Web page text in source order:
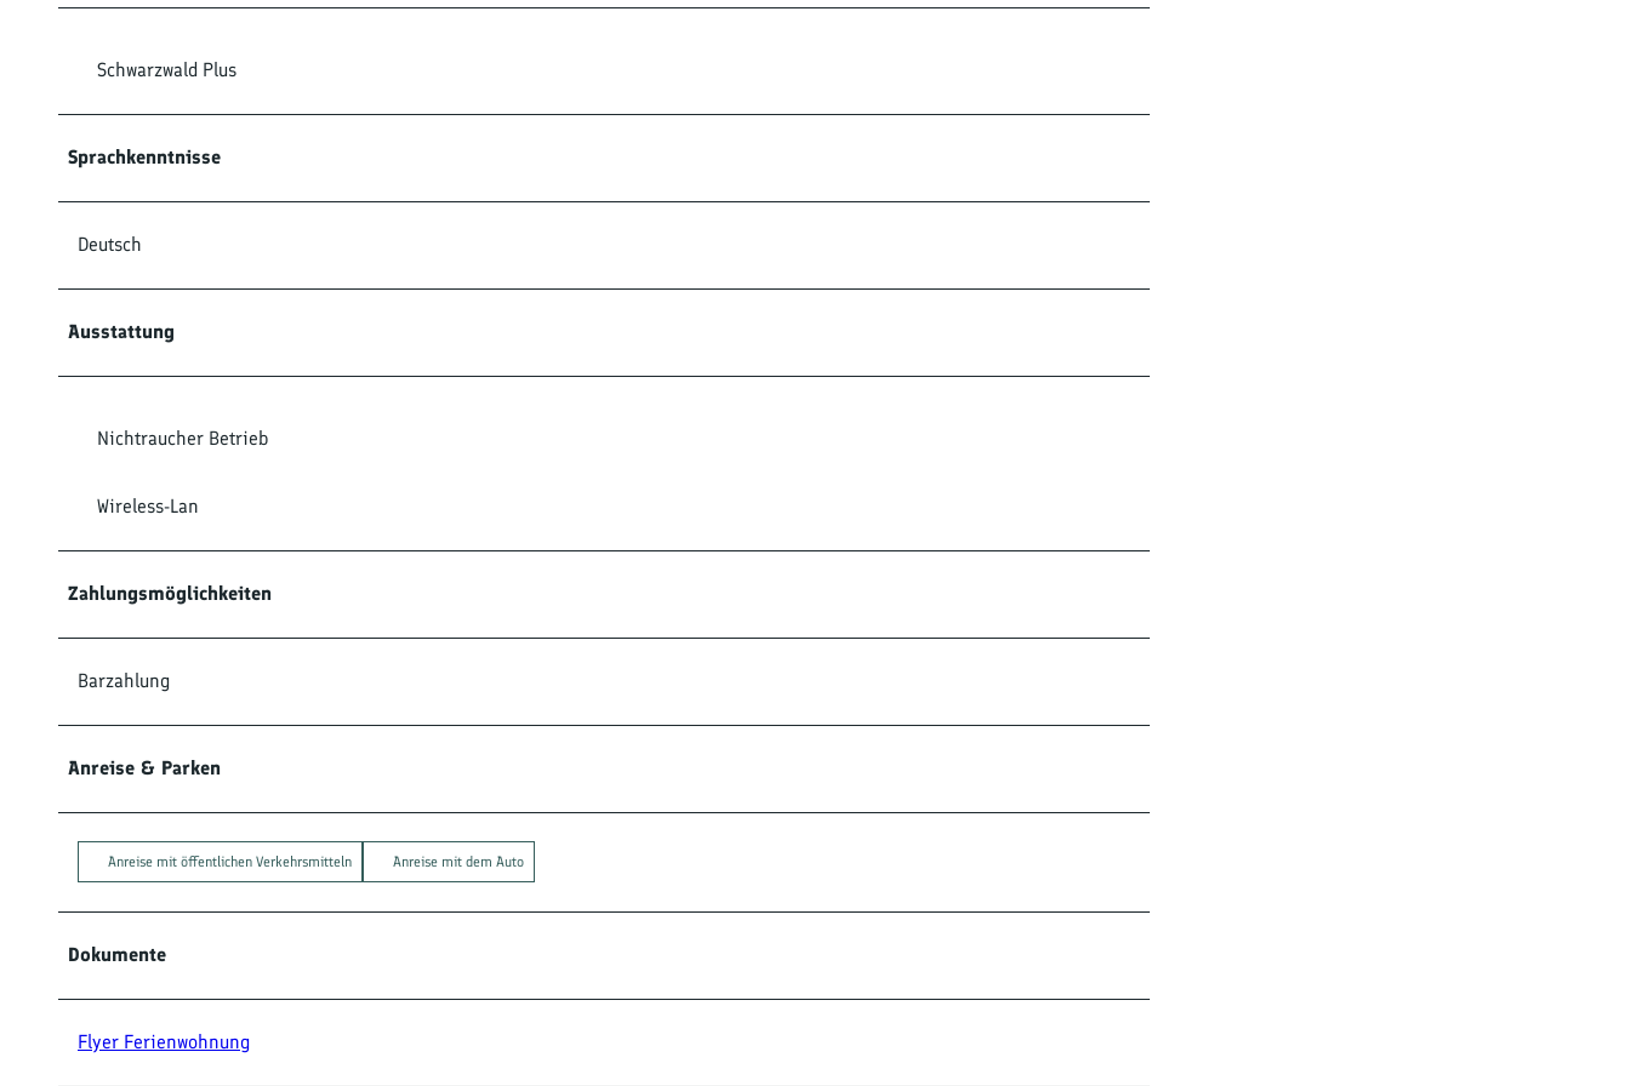
Schwarzwald Plus
Sprachkenntnisse
Deutsch
Ausstattung
Nichtraucher Betrieb
Wireless-Lan
Zahlungsmöglichkeiten
Barzahlung
Anreise & Parken
Anreise mit öffentlichen Verkehrsmitteln Anreise mit dem Auto
Dokumente
Flyer Ferienwohnung